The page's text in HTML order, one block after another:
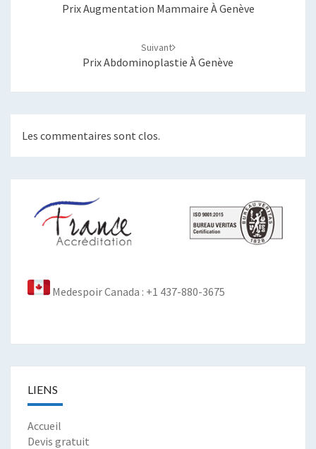
Prix Augmentation Mammaire À Genève
Suivant
Prix Abdominoplastie À Genève
Les commentaires sont clos.
Medespoir Canada : +1 437-880-3675
LIENS
Accueil
Devis gratuit